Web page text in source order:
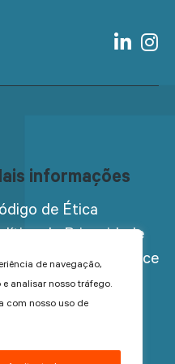
de navegação,
analisar nosso tráfego.
com nosso uso de
informações
de Ética
de Privacidade
de Compliance
conosco
restrito